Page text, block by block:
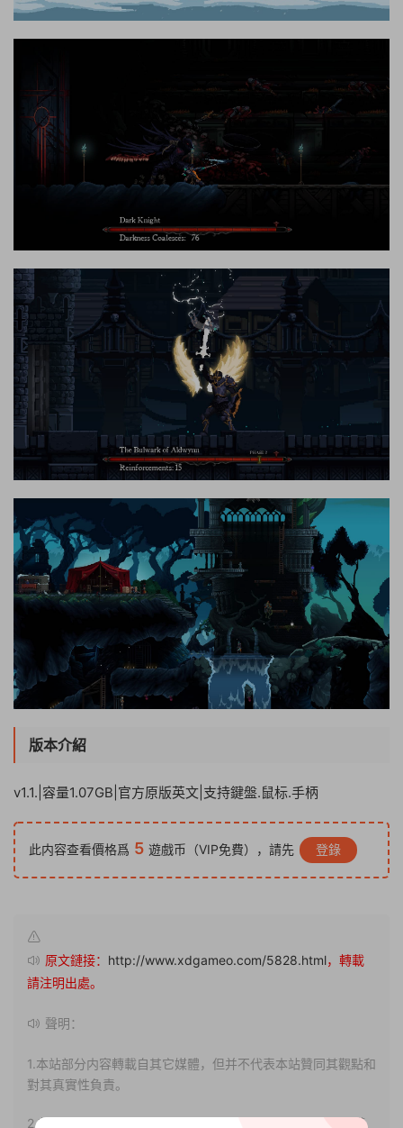
版本介紹
v1.1.|容量1.07GB|官方原版英文|支持鍵盤.鼠标.手柄
此内容查看價格爲 5 遊戲币（VIP免費），請先 登錄
原文鏈接： http://www.xdgameo.com/5828.html，轉載
請注明出處。
聲明：
1.本站部分内容轉載自其它媒體，但并不代表本站贊同其觀點和
對其真實性負責。
2.若您需要商業運營或用于其他商業活動，請您購買正版授權